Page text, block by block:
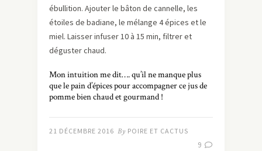
ébullition. Ajouter le bâton de cannelle, les
étoiles de badiane, le mélange 4 épices et le
miel. Laisser infuser 10 à 15 min, filtrer et
déguster chaud.
Mon intuition me dit…. qu’il ne manque plus
que le pain d’épices pour accompagner ce jus de
pomme bien chaud et gourmand !
21 DÉCEMBRE 2016 By POIRE ET CACTUS
9